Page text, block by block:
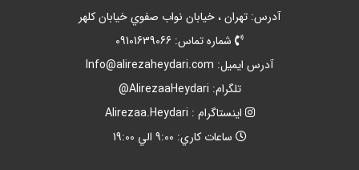
آدرس: تهران ، خيابان نواب صفوي خيابان کلهر
شماره تماس: 09101639066
آدرس ايميل: Info@alirezaheydari.com
تلگرام: AlirezaaHeydari@
اينستاگرام : Alirezaa.Heydari
ساعات کاري: 9:00 الي 19:00